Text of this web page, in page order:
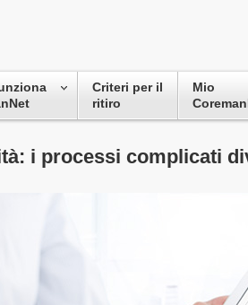
Criteri per il
ritiro
Mio
i processi complicati